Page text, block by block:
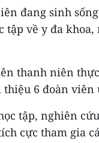
đang sinh
tập về y đa khoa,
thanh niên
6 đoàn viên
tập, nghiên
cực tham gia